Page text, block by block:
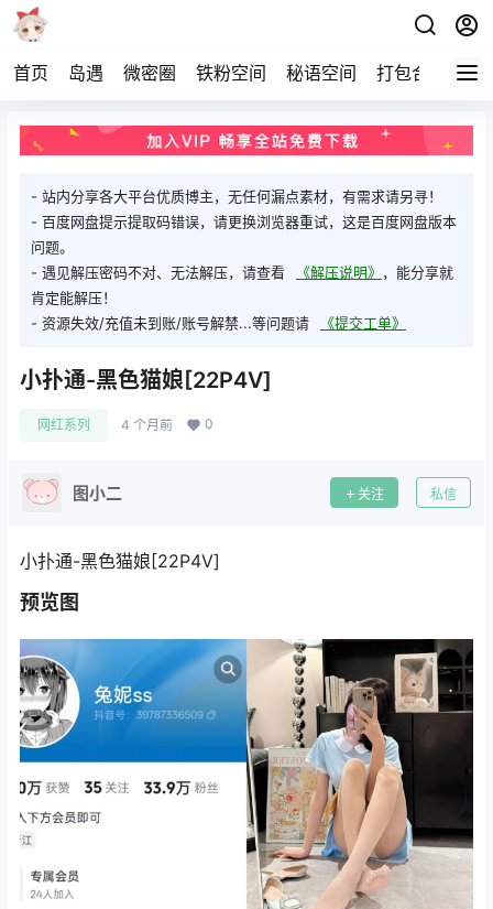
首页 岛遇 微密圈 铁粉空间 秘语空间 打包合集 关
- 站内分享各大平台优质博主，无任何漏点素材，有需求请另寻！
- 百度网盘提示提取码错误，请更换浏览器重试，这是百度网盘版本
问题。
- 遇见解压密码不对、无法解压，请查看
《解压说明》 ，能分享就
肯定能解压！
- 资源失效/充值未到账/账号解禁...等问题请
《提交工单》
小扑通-黑色猫娘[22P4V]
网红系列 4 个月前 0
图小二 关注 私信
小扑通-黑色猫娘[22P4V]
预览图